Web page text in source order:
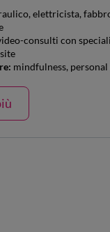
elettricista,
consulti con
mindfulness,